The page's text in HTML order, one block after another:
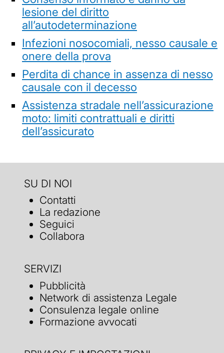
lesione del diritto
all’autodeterminazione
Infezioni nosocomiali, nesso causale e
onere della prova
Perdita di chance in assenza di nesso
causale con il decesso
Assistenza stradale nell’assicurazione
moto: limiti contrattuali e diritti
dell’assicurato
SU DI NOI
Contatti
La redazione
Seguici
Collabora
SERVIZI
Pubblicità
Network di assistenza Legale
Consulenza legale online
Formazione avvocati